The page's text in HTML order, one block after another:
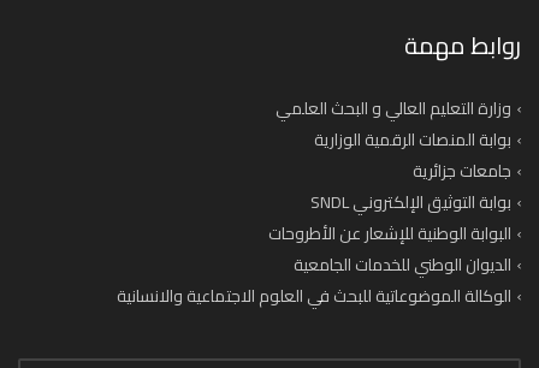
روابط مهمة
وزارة التعليم العالي و البحث العلمي
بوابة المنصات الرقمية الوزارية
جامعات جزائرية
بوابة التوثيق الإلكتروني SNDL
البوابة الوطنية للإشعار عن الأطروحات
الديوان الوطني للخدمات الجامعية
الوكالة الموضوعاتية للبحث في العلوم الاجتماعية والانسانية